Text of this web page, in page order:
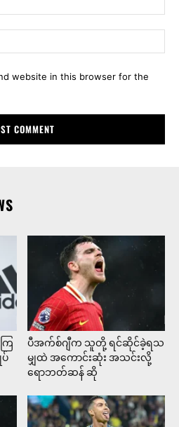
website in this browser for the
ြ
ပ်
ပီအက်စ်ဂျီက သူတို့ ရင်ဆိုင်ခဲ့ရသ
မျှထဲ အကောင်းဆုံး အသင်းလို့
ရောဘတ်ဆန် ဆို